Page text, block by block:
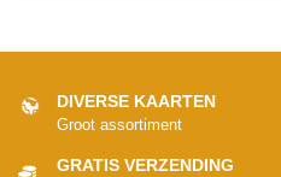
DIVERSE KAARTEN
Groot assortiment
GRATIS VERZENDING